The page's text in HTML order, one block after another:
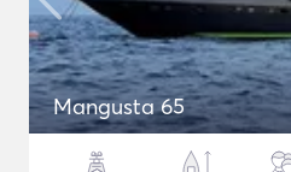
Mangusta 65